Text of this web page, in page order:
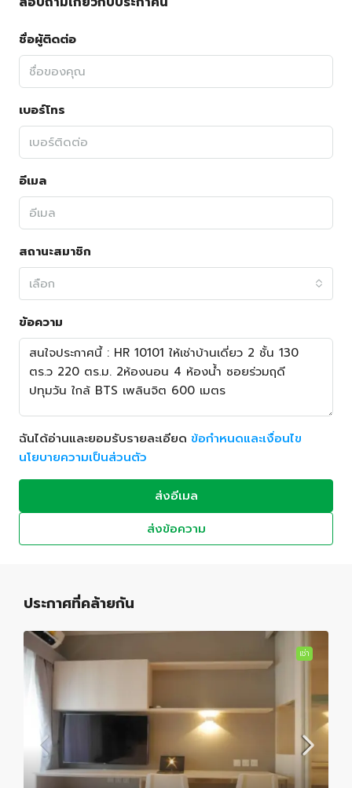
ชื่อผู้ติดต่อ
เบอร์โทร
อีเมล
สถานะสมาชิก
เลือก
ข้อความ
ฉันได้อ่านและยอมรับรายละเอียด ข้อกำหนดและเงื่อนไข
นโยบายความเป็นส่วนตัว
ส่งอีเมล
ส่งข้อความ
ประกาศที่คล้ายกัน
เช่า